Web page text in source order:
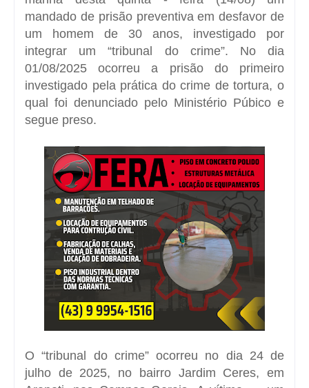
mandado de prisão preventiva em desfavor de
um homem de 30 anos, investigado por
integrar um “tribunal do crime”. No dia
01/08/2025 ocorreu a prisão do primeiro
investigado pela prática do crime de tortura, o
qual foi denunciado pelo Ministério Púbico e
segue preso.
O “tribunal do crime” ocorreu no dia 24 de
julho de 2025, no bairro Jardim Ceres, em